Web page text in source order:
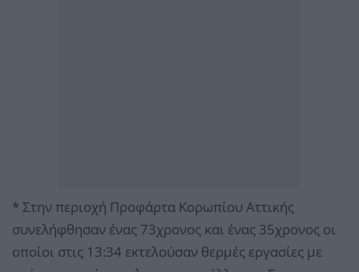
* Στην περιοχή Προφάρτα Κορωπίου Αττικής
συνελήφθησαν ένας 73χρονος και ένας 35χρονος οι
οποίοι στις 13:34 εκτελούσαν θερμές εργασίες με